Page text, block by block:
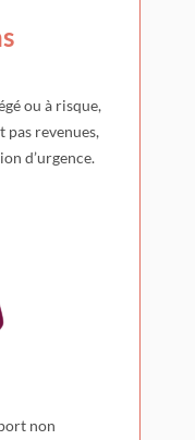
ou à risque,
pas revenues,
d’urgence.
non